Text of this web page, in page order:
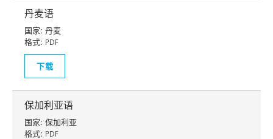
丹麦语
国家: 丹麦
格式: PDF
下载
保加利亚语
国家: 保加利亚
格式: PDF